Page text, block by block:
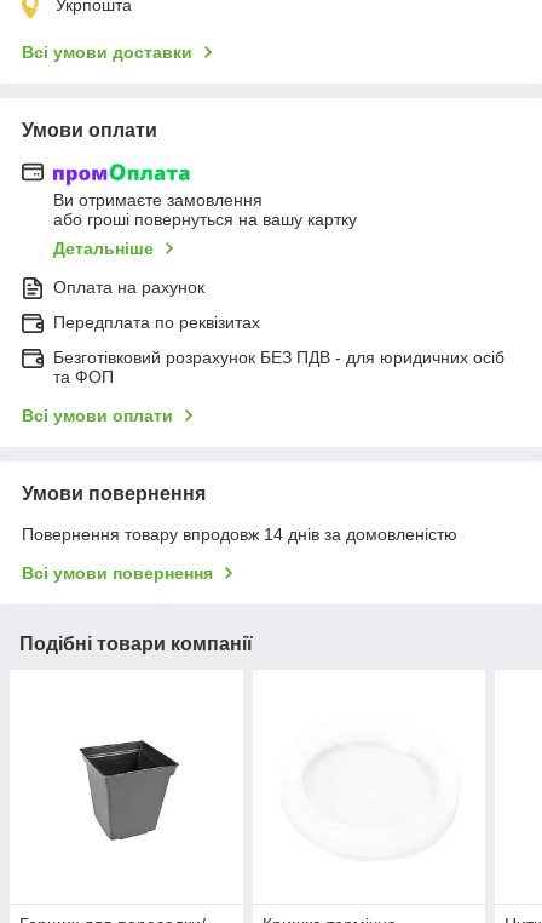
Укрпошта
Всі умови доставки
Умови оплати
Ви отримаєте замовлення
або гроші повернуться на вашу картку
Детальніше
Оплата на рахунок
Передплата по реквізитах
Безготівковий розрахунок БЕЗ ПДВ - для юридичних осіб
та ФОП
Всі умови оплати
Умови повернення
Повернення товару впродовж 14 днів за домовленістю
Всі умови повернення
Подібні товари компанії